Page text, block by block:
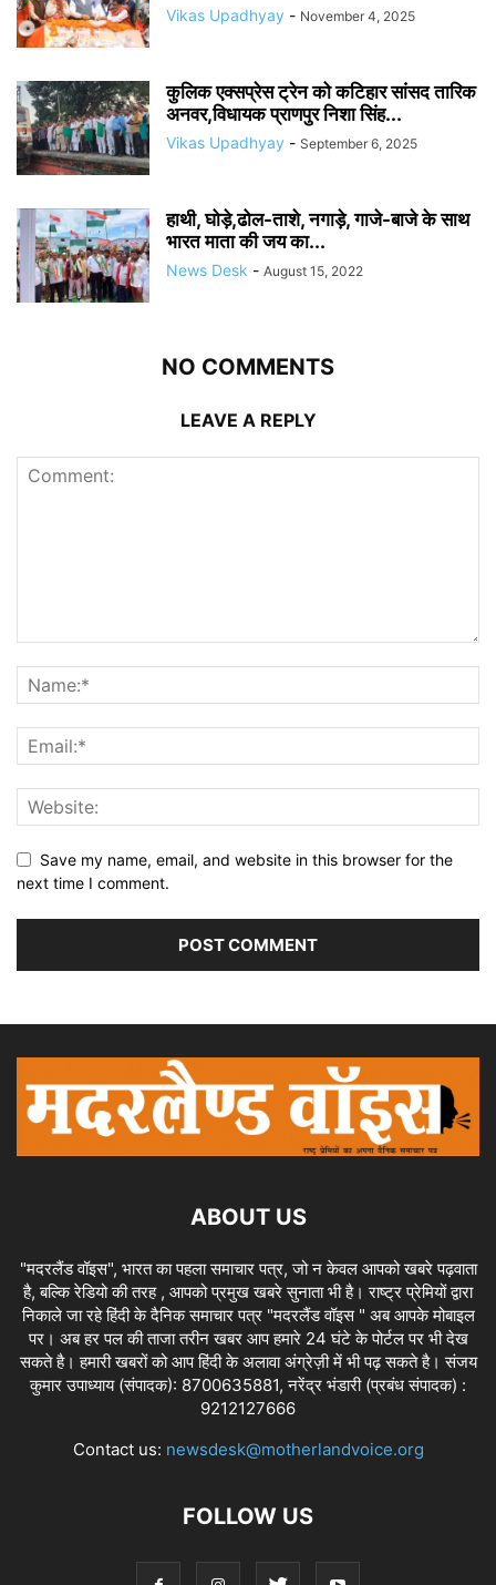
Vikas Upadhyay - November 4, 2025
कुलिक एक्सप्रेस ट्रेन को कटिहार सांसद तारिक
अनवर,विधायक प्राणपुर निशा सिंह...
Vikas Upadhyay - September 6, 2025
हाथी, घोड़े,ढोल-ताशे, नगाड़े, गाजे-बाजे के साथ
भारत माता की जय का...
News Desk - August 15, 2022
NO COMMENTS
LEAVE A REPLY
Save my name, email, and website in this browser for the
next time I comment.
ABOUT US
"मदरलैंड वॉइस", भारत का पहला समाचार पत्र, जो न केवल आपको खबरे पढ़वाता
है, बल्कि रेडियो की तरह , आपको प्रमुख खबरे सुनाता भी है। राष्ट्र प्रेमियों द्वारा
निकाले जा रहे हिंदी के दैनिक समाचार पत्र "मदरलैंड वॉइस " अब आपके मोबाइल
पर। अब हर पल की ताजा तरीन खबर आप हमारे 24 घंटे के पोर्टल पर भी देख
सकते है। हमारी खबरों को आप हिंदी के अलावा अंग्रेज़ी में भी पढ़ सकते है। संजय
कुमार उपाध्याय (संपादक): 8700635881, नरेंद्र भंडारी (प्रबंध संपादक) :
9212127666
Contact us: newsdesk@motherlandvoice.org
FOLLOW US